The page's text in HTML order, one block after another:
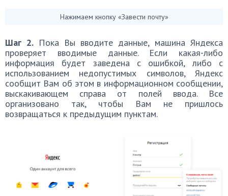
Нажимаем кнопку «Завести почту»
Шаг 2. Пока Вы вводите данные, машина Яндекса
проверяет вводимые данные. Если какая-либо
информация будет заведена с ошибкой, либо с
использованием недопустимых символов, Яндекс
сообщит Вам об этом в информационном сообщении,
выскакивающем справа от полей ввода. Все
организовано так, чтобы Вам не пришлось
возвращаться к предыдущим пунктам.